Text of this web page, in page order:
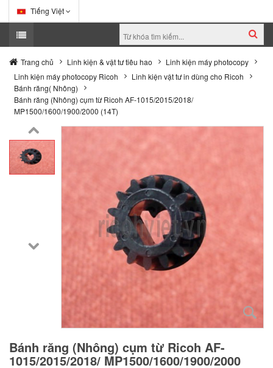
Tiếng Việt
Trang chủ Linh kiện & vật tư tiêu hao
Linh kiện máy photocopy
Linh kiện máy photocopy Ricoh
Linh kiện vật tư in dùng cho Ricoh
Bánh răng( Nhông)
Bánh răng (Nhông) cụm từ Ricoh AF-1015/2015/2018/
MP1500/1600/1900/2000 (14T)
Bánh răng (Nhông) cụm từ Ricoh AF-
1015/2015/2018/ MP1500/1600/1900/2000